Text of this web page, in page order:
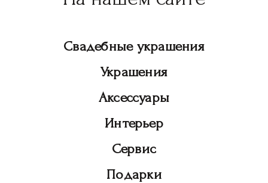
Свадебные украшения
Украшения
Аксессуары
Интерьер
Сервис
Подарки